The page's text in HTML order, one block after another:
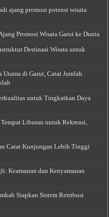
ajang promosi potensi wisata
Promosi Wisata Garut ke Dunia
Destinasi Wisata untuk
Utama di Garut, Catat Jumlah
untuk Tingkatkan Daya
Liburan untuk Rekreasi,
Catat Kunjungan Lebih Tinggi
Keamanan dan Kenyamanan
Siapkan Sistem Retribusi